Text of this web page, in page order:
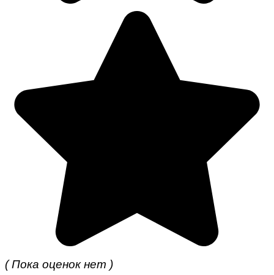
( Пока оценок нет )